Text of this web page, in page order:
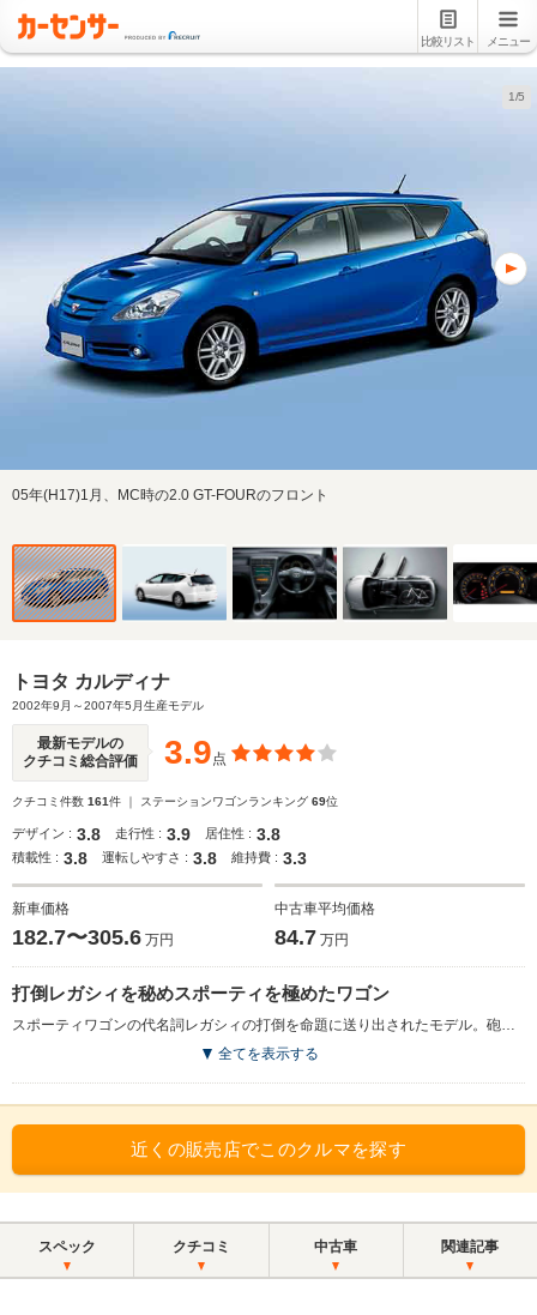
比較リスト メニュー
1/5
05年(H17)1月、MC時の2.0 GT-FOURのフロント
トヨタ カルディナ
2002年9月～2007年5月生産モデル
最新モデルの
クチコミ総合評価
3.9点
クチコミ件数 161件 ｜ ステーションワゴンランキング 69位
デザイン : 3.8 走行性 : 3.9 居住性 : 3.8
積載性 : 3.8 運転しやすさ : 3.8 維持費 : 3.3
新車価格
182.7〜305.6 万円
中古車平均価格
84.7 万円
打倒レガシィを秘めスポーティを極めたワゴン
スポーティワゴンの代名詞レガシィの打倒を命題に送り出されたモデル。砲弾形の個性的なボディデザインもさることながら、ボディ、サスペンション、タイヤに至るまで各部分を鍛え上げて、スポーティな走行性能を実現。新設計のサスや新工法のタイヤなどの新技術をふんだんに取り入れることで、意のままに操れる楽しさを引き出している。エンジンは1.8L直4、2L直4直噴、そして最高出力260psを発生する2L直4ターボの3種類。GT-FOURのNエディションには、フロントに倒立ダンパー、リアにモノチューブ式ダンパーというスポーティカー並みの豪華な足回りとなる。(2002.9)
全てを表示する
近くの販売店でこのクルマを探す
スペック クチコミ 中古車 関連記事